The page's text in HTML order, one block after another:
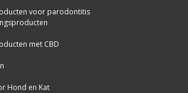
voor parodontitis
met CBD
Hond en Kat